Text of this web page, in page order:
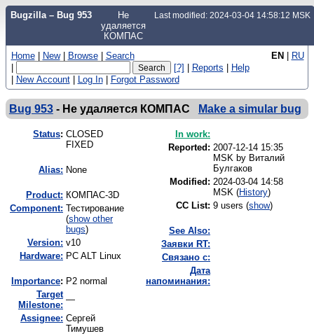
Bugzilla – Bug 953
Не
удаляется
КОМПАС
Last modified: 2024-03-04 14:58:12 MSK
EN | RU
Home | New | Browse | Search
|
[?] | Reports | Help
| New Account | Log In | Forgot Password
Bug 953 - Не удаляется КОМПАС Make a simular bug
Status: CLOSED
FIXED
Alias: None
Product: КОМПАС-3D
Component: Тестирование
(show other
bugs)
Version: v10
Hardware: PC ALT Linux
mportance: P2 normal
Target
Milestone:
—
Assignee: Сергей
Тимушев
In work:
Reported: 2007-12-14 15:35
MSK by Виталий
Булгаков
Modified: 2024-03-04 14:58
MSK (History)
CC List: 9 users (show)
See Also:
Заявки RT:
Связано с:
Дата
напоминания: